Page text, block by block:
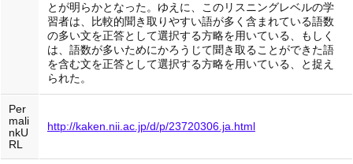
とが明らかとなった。ゆえに、このリスニングレベルの学
習者は、比較的聞き取りやすい語が多く含まれている語数
の多い文を正答として選択する方略を用いている、もしく
は、語数が多いためにかろうじて聞き取ることができた語
を含む文を正答として選択する方略を用いている、と捉え
られた。
Per
mali
nkU
RL
http://kaken.nii.ac.jp/d/p/23720306.ja.html